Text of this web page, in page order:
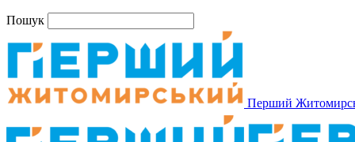
Пошук
Перший